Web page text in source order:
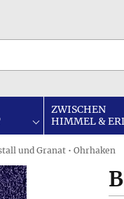
ZWISCHEN
HIMMEL &
und Granat • Ohrhaken